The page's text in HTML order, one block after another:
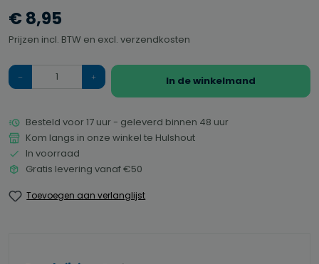
€ 8,95
Prijzen incl. BTW en excl. verzendkosten
Hoeveelheid
In de winkelmand
Besteld voor 17 uur - geleverd binnen 48 uur
Kom langs in onze winkel te Hulshout
In voorraad
Gratis levering vanaf €50
Toevoegen aan verlanglijst